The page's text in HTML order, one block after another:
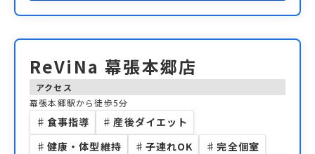
ReViNa 幕張本郷店
アクセス
幕張本郷駅から徒歩5分
♯ 食事指導 ♯ 産後ダイエット
♯ 健康・体型維持 ♯ 子連れOK ♯ 完全個室